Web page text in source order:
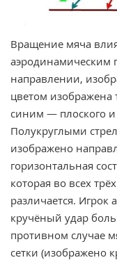
Вращение мяча
аэродинамическим
направлении,
цветом изображена
синим — плоского
Полукруглыми
изображено
горизонтальная
которая во всех
различается. Игрок
кручёный удар
противном случае
сетки (изображено